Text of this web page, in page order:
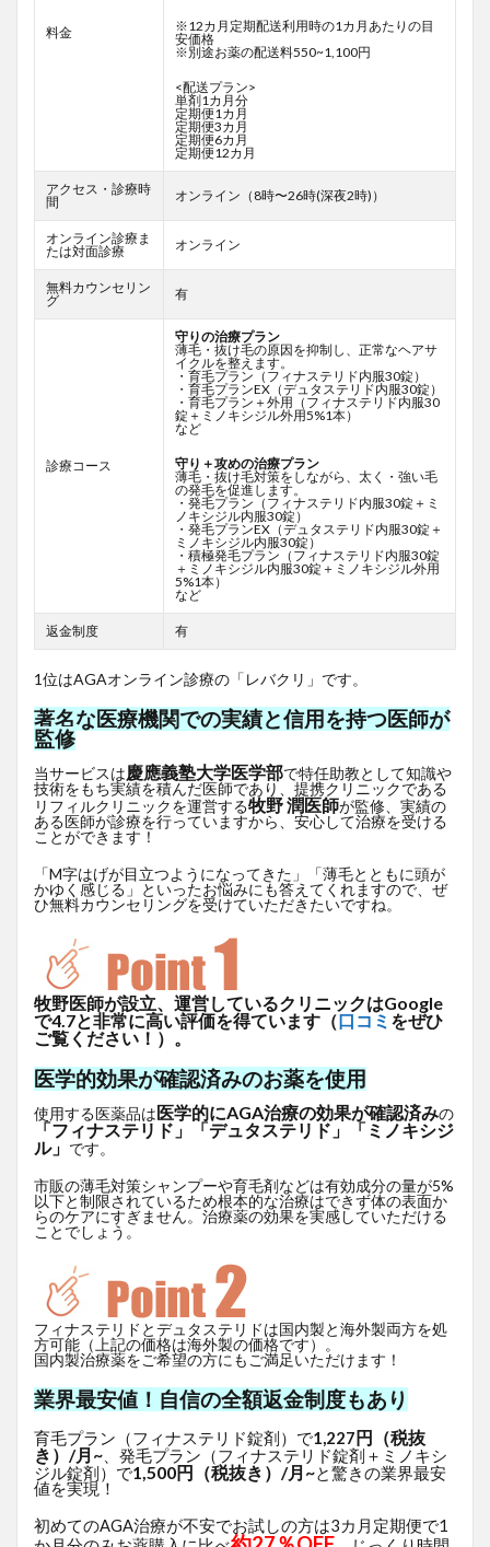
料金
※12カ月定期配送利用時の1カ月あたりの目
安価格
※別途お薬の配送料550~1,100円
<配送プラン>
単剤1カ月分
定期便1カ月
定期便3カ月
定期便6カ月
定期便12カ月
アクセス・診療時
間
オンライン（8時〜26時(深夜2時)）
オンライン診療ま
たは対面診療
オンライン
無料カウンセリン
グ
有
診療コース
守りの治療プラン
薄毛・抜け毛の原因を抑制し、正常なヘアサ
イクルを整えます。
・育毛プラン（フィナステリド内服30錠）
・育毛プランEX（デュタステリド内服30錠）
・育毛プラン＋外用（フィナステリド内服30
錠＋ミノキシジル外用5%1本）
など
守り＋攻めの治療プラン
薄毛・抜け毛対策をしながら、太く・強い毛
の発毛を促進します。
・発毛プラン（フィナステリド内服30錠＋ミ
ノキシジル内服30錠）
・発毛プランEX（デュタステリド内服30錠＋
ミノキシジル内服30錠）
・積極発毛プラン（フィナステリド内服30錠
＋ミノキシジル内服30錠＋ミノキシジル外用
5%1本）
など
返金制度 有
1位はAGAオンライン診療の「レバクリ」です。
著名な医療機関での実績と信用を持つ医師が
監修
当サービスは慶應義塾大学医学部で特任助教として知識や
技術をもち実績を積んだ医師であり、提携クリニックである
リフィルクリニックを運営する牧野 潤医師が監修、実績の
ある医師が診療を行っていますから、安心して治療を受ける
ことができます！
「M字はげが目立つようになってきた」「薄毛とともに頭が
かゆく感じる」といったお悩みにも答えてくれますので、ぜ
ひ無料カウンセリングを受けていただきたいですね。
牧野医師が設立、運営しているクリニックはGoogle
で4.7と非常に高い評価を得ています（口コミ をぜひ
ご覧ください！）。
医学的効果が確認済みのお薬を使用
使用する医薬品は医学的にAGA治療の効果が確認済みの
「フィナステリド」「デュタステリド」「ミノキシジ
ル」 です。
市販の薄毛対策シャンプーや育毛剤などは有効成分の量が5%
以下と制限されているため根本的な治療はできず体の表面か
らのケアにすぎません。治療薬の効果を実感していただける
ことでしょう。
フィナステリドとデュタステリドは国内製と海外製両方を処
方可能（上記の価格は海外製の価格です）。
国内製治療薬をご希望の方にもご満足いただけます！
業界最安値！自信の全額返金制度もあり
育毛プラン（フィナステリド錠剤）で1,227円（税抜
き）/月~ 、発毛プラン（フィナステリド錠剤＋ミノキシ
ジル錠剤）で1,500円（税抜き）/月~と驚きの業界最安
値を実現！
初めてのAGA治療が不安でお試しの方は3カ月定期便で1